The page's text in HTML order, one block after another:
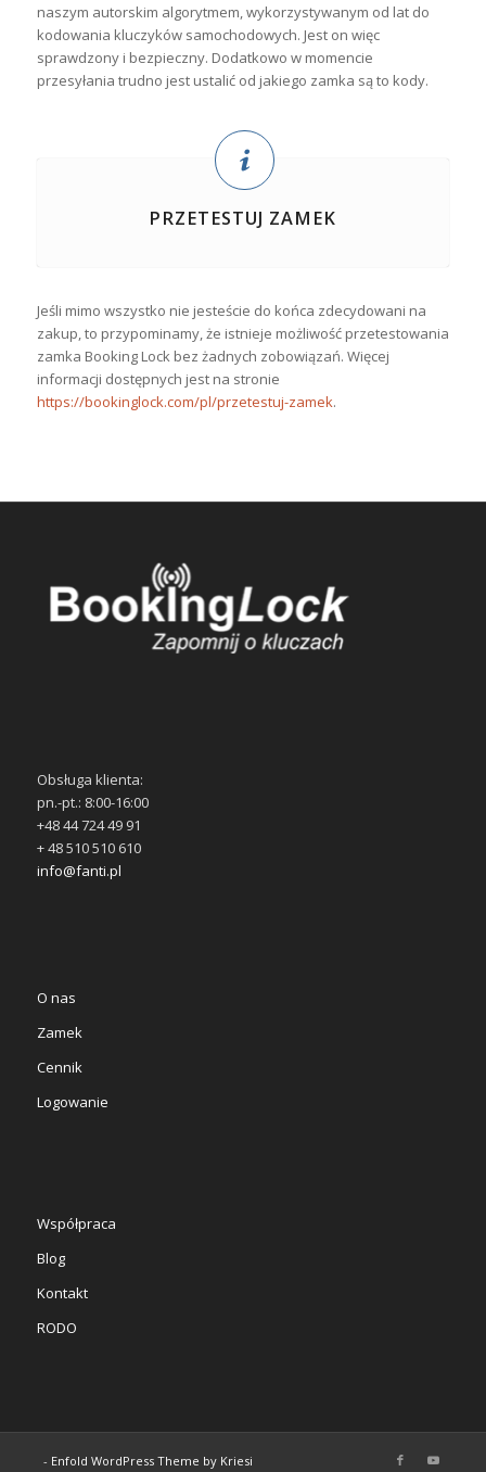
naszym autorskim algorytmem, wykorzystywanym od lat do
kodowania kluczyków samochodowych. Jest on więc
sprawdzony i bezpieczny. Dodatkowo w momencie
przesyłania trudno jest ustalić od jakiego zamka są to kody.
PRZETESTUJ ZAMEK
Jeśli mimo wszystko nie jesteście do końca zdecydowani na
zakup, to przypominamy, że istnieje możliwość przetestowania
zamka Booking Lock bez żadnych zobowiązań. Więcej
informacji dostępnych jest na stronie
https://bookinglock.com/pl/przetestuj-zamek.
Obsługa klienta:
pn.-pt.: 8:00-16:00
+48 44 724 49 91
+ 48 510 510 610
info@fanti.pl
O nas
Zamek
Cennik
Logowanie
Współpraca
Blog
Kontakt
RODO
- Enfold WordPress Theme by Kriesi